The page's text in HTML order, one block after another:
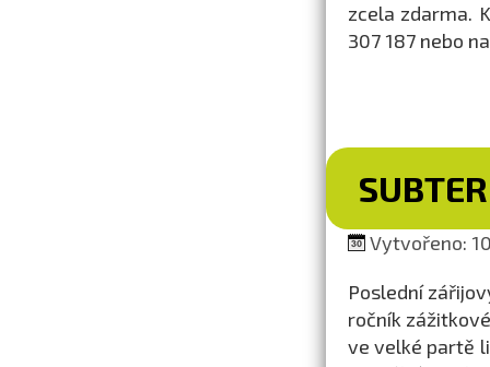
zcela zdarma.
307 187 nebo
Vytvořeno:
Poslední
ročník
ve velké partě